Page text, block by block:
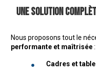
Une solution
Nous proposons tout le
performante et maîtrisée:
Cadres et